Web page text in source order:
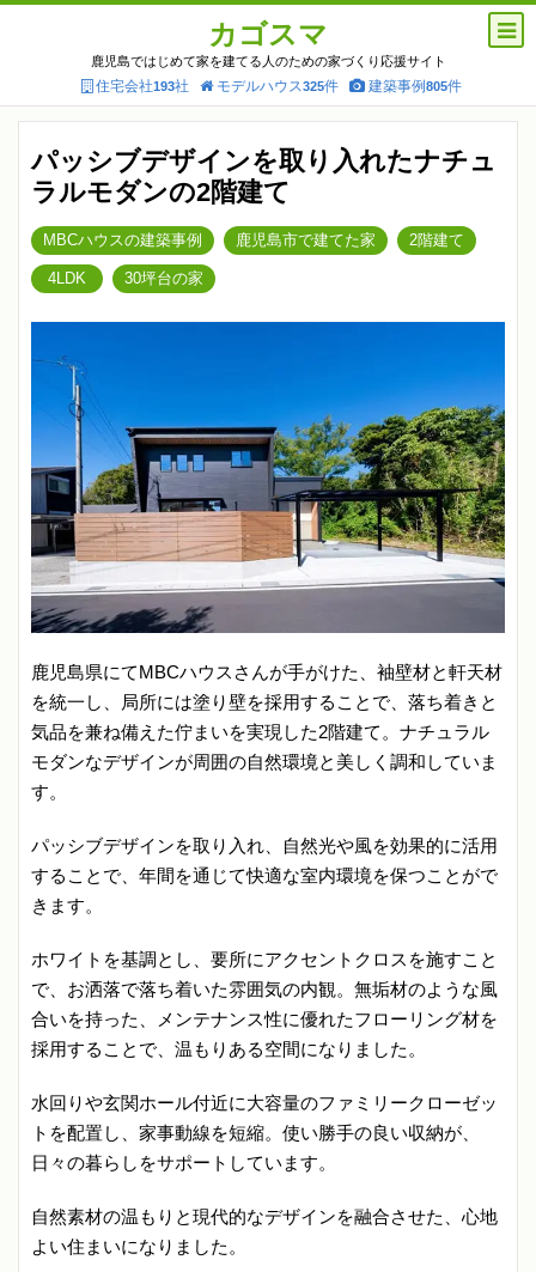
カゴスマ
鹿児島ではじめて家を建てる人のための家づくり応援サイト
住宅会社193社 モデルハウス325件 建築事例805件
パッシブデザインを取り入れたナチュ
ラルモダンの2階建て
MBCハウスの建築事例 鹿児島市で建てた家 2階建て
4LDK 30坪台の家
鹿児島県にてMBCハウスさんが手がけた、袖壁材と軒天材
を統一し、局所には塗り壁を採用することで、落ち着きと
気品を兼ね備えた佇まいを実現した2階建て。​ナチュラル
モダンなデザインが周囲の自然環境と美しく調和していま
す。​
パッシブデザインを取り入れ、自然光や風を効果的に活用
することで、年間を通じて快適な室内環境を保つことがで
きます。​
ホワイトを基調とし、要所にアクセントクロスを施すこと
で、お洒落で落ち着いた雰囲気の内観。無垢材のような風
合いを持った、メンテナンス性に優れたフローリング材を
採用することで、温もりある空間になりました。​
水回りや玄関ホール付近に大容量のファミリークローゼッ
トを配置し、家事動線を短縮。​使い勝手の良い収納が、
日々の暮らしをサポートしています。​
自然素材の温もりと現代的なデザインを融合させた、心地
よい住まいになりました。